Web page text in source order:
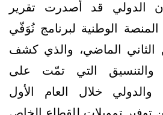
الدولي قد أصدرت تقرير
المنصة الوطنية لبرنامج نُوَفّي
الثاني الماضي، والذي كشف
والتنسيق التي تمّت على
والدولي خلال العام الأول